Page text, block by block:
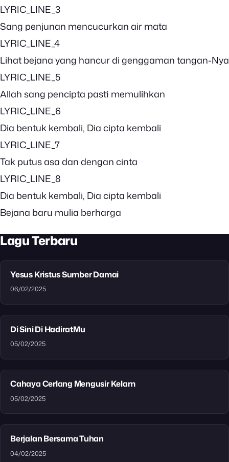
LYRIC_LINE_3
Sang penjunan mencucurkan air mata
LYRIC_LINE_4
Lihat bejana yang hancur di genggaman tangan-Nya
LYRIC_LINE_5
Allah sang pencipta pasti memulihkan
LYRIC_LINE_6
Dia bentuk kembali, Dia cipta kembali
LYRIC_LINE_7
Tak putus asa dan dengan cinta
LYRIC_LINE_8
Dia bentuk kembali, Dia cipta kembali
Bejana baru mulia berharga
Lagu Terbaru
Yesus Kristus Sumber Damai
06/02/2025
Di Sini Di HadiratMu
05/02/2025
Cahaya Cerlang Mengusir Kelam
05/02/2025
Berjalan Bersama Tuhan
04/02/2025